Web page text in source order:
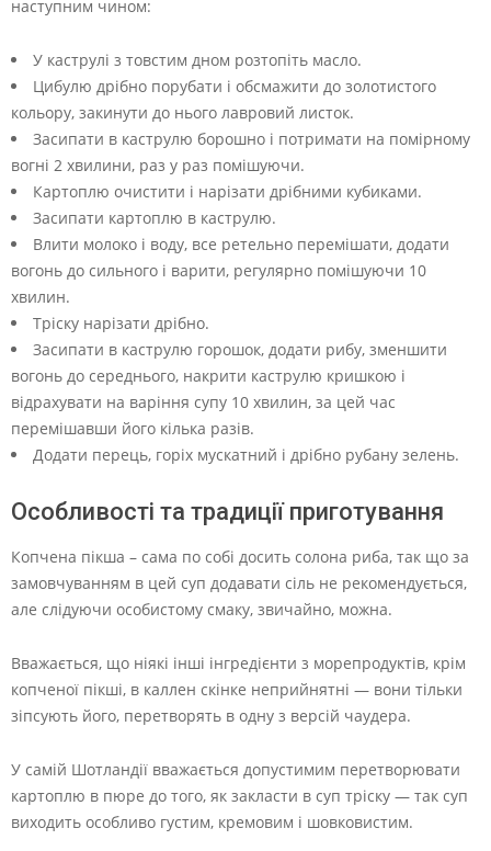
наступним чином:
У каструлі з товстим дном розтопіть масло.
Цибулю дрібно порубати і обсмажити до золотистого
кольору, закинути до нього лавровий листок.
Засипати в каструлю борошно і потримати на помірному
вогні 2 хвилини, раз у раз помішуючи.
Картоплю очистити і нарізати дрібними кубиками.
Засипати картоплю в каструлю.
Влити молоко і воду, все ретельно перемішати, додати
вогонь до сильного і варити, регулярно помішуючи 10
хвилин.
Тріску нарізати дрібно.
Засипати в каструлю горошок, додати рибу, зменшити
вогонь до середнього, накрити каструлю кришкою і
відрахувати на варіння супу 10 хвилин, за цей час
перемішавши його кілька разів.
Додати перець, горіх мускатний і дрібно рубану зелень.
Особливості та традиції приготування
Копчена пікша – сама по собі досить солона риба, так що за
замовчуванням в цей суп додавати сіль не рекомендується,
але слідуючи особистому смаку, звичайно, можна.
Вважається, що ніякі інші інгредієнти з морепродуктів, крім
копченої пікші, в каллен скінке неприйнятні — вони тільки
зіпсують його, перетворять в одну з версій чаудера.
У самій Шотландії вважається допустимим перетворювати
картоплю в пюре до того, як закласти в суп тріску — так суп
виходить особливо густим, кремовим і шовковистим.